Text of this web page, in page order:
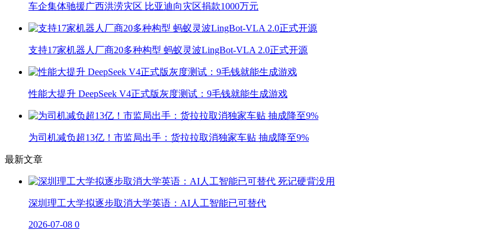
车企集体驰援广西洪涝灾区 比亚迪向灾区捐款1000万元
支持17家机器人厂商20多种构型 蚂蚁灵波LingBot-VLA 2.0正式开源
性能大提升 DeepSeek V4正式版灰度测试：9毛钱就能生成游戏
为司机减负超13亿！市监局出手：货拉拉取消独家车贴 抽成降至9%
最新文章
深圳理工大学拟逐步取消大学英语：AI人工智能已可替代
2026-07-08 0